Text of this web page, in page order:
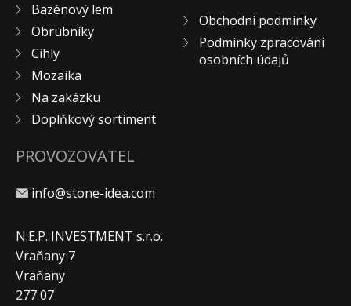
Bazénový lem
Obrubníky
Cihly
Mozaika
Na zakázku
Doplňkový sortiment
Obchodní podmínky
Podmínky zpracování
osobních údajů
PROVOZOVATEL
info@stone-idea.com
N.E.P. INVESTMENT s.r.o.
Vraňany 7
Vraňany
277 07